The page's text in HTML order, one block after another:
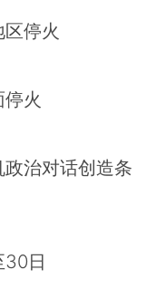
停火
火
治对话创造条
30日